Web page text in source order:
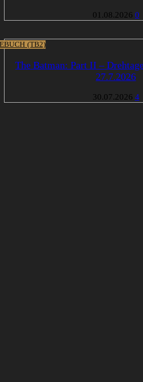
01.08.2026 0
(TB2)
The Batman: Part II –
27.7.2026
30.07.2026 4